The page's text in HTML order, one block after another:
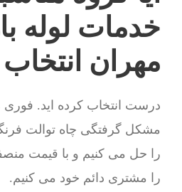
خدمات لوله
مهران
درست انتخاب کرده اید. فوری
مشکل گرفتگی چاه توالت
را حل می کنیم و با قیمت
را مشتری دائم خود می کنیم.